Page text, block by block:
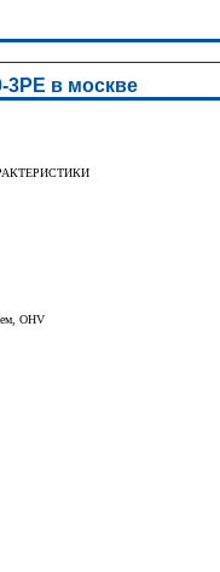
3РE в москве
OHV